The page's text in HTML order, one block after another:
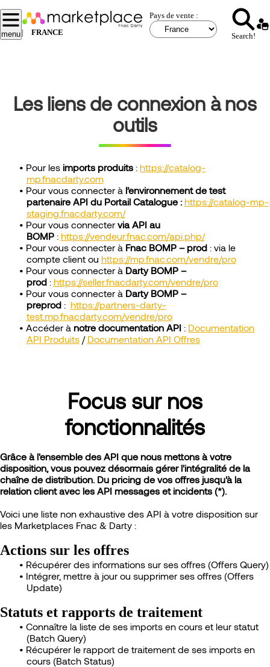
Aller
au
contenu
principal
menu | FRANCE
Pays de vente :
Search!
Les liens de connexion à nos
outils
Pour lesimports produits :https://catalog-
mp.fnacdarty.com
Pour vous connecter àl’environnement de test
partenaire API du Portail Catalogue :https://catalog-mp-
staging.fnacdarty.com/
Pour vous connectervia API au
BOMP: https://vendeur.fnac.com/api.php/
Pour vous connecter à Fnac BOMP – prod : via le
compte client ou https://mp.fnac.com/vendre/pro
Pour vous connecter à Darty BOMP –
prod: https://seller.fnacdarty.com/vendre/pro
Pour vous connecter à Darty BOMP –
preprod: https://partners-darty-
test.mp.fnacdarty.com/vendre/pro
Accéder ànotre documentation API: Documentation
API Produits/ Documentation API Offres
Focus sur nos
fonctionnalités
Grâce à l'ensemble des API que nous mettons à votre
disposition, vous pouvez désormais gérer l'intégralité de la
chaîne de distribution. Du pricing de vos offres jusqu'à la
relation client avec les API messages et incidents (*).
Voici une liste non exhaustive des API à votre disposition sur
les Marketplaces Fnac & Darty :
Actions sur les offres
Récupérer des informations sur ses offres (Offers Query)
Intégrer, mettre à jour ou supprimer ses offres (Offers
Update)
Statuts et rapports de traitement
Connaître la liste de ses imports en cours et leur statut
(Batch Query)
Récupérer le rapport de traitement de ses imports en
cours (Batch Status)